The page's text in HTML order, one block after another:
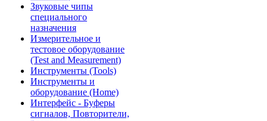
Звуковые чипы
специального
назначения
Измерительное и
тестовое оборудование
(Test and Measurement)
Инструменты (Tools)
Инструменты и
оборудование (Home)
Интерфейс - Буферы
сигналов, Повторители,